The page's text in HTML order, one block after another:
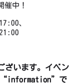
催中！
、
ざいます。イベン
“information”で